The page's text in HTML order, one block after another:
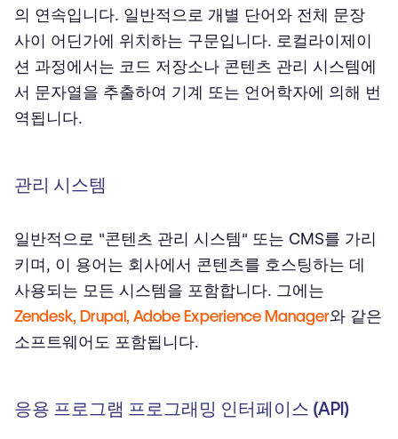
의 연속입니다. 일반적으로 개별 단어와 전체 문장
사이 어딘가에 위치하는 구문입니다. 로컬라이제이
션 과정에서는 코드 저장소나 콘텐츠 관리 시스템에
서 문자열을 추출하여 기계 또는 언어학자에 의해 번
역됩니다.
관리 시스템
일반적으로 "콘텐츠 관리 시스템" 또는 CMS를 가리
키며, 이 용어는 회사에서 콘텐츠를 호스팅하는 데
사용되는 모든 시스템을 포함합니다. 그에는
Zendesk, Drupal, Adobe Experience Manager와 같은
소프트웨어도 포함됩니다.
응용 프로그램 프로그래밍 인터페이스 (API)